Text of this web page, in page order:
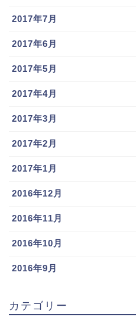
2017年7月
2017年6月
2017年5月
2017年4月
2017年3月
2017年2月
2017年1月
2016年12月
2016年11月
2016年10月
2016年9月
カテゴリー